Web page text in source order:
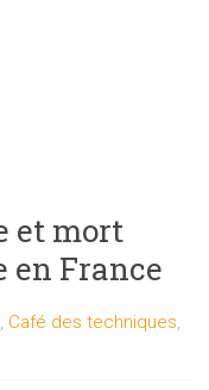
et mort
en France
, Café des techniques,